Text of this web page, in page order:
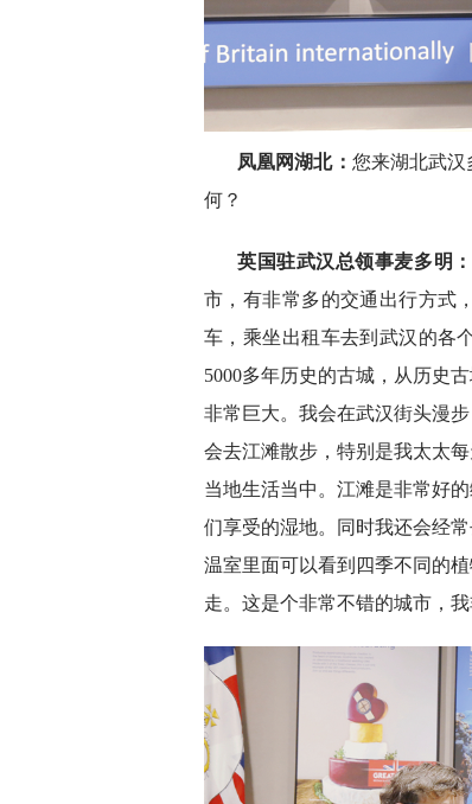
凤凰网湖北： 您来湖北武
何？
英国驻武汉总领事麦多明：
市，有非常多的交通出行方式
车，乘坐出租车去到武汉的各
5000多年历史的古城，从历史
非常巨大。我会在武汉街头漫
会去江滩散步，特别是我太太
当地生活当中。江滩是非常好
们享受的湿地。同时我还会经
温室里面可以看到四季不同的
走。这是个非常不错的城市，